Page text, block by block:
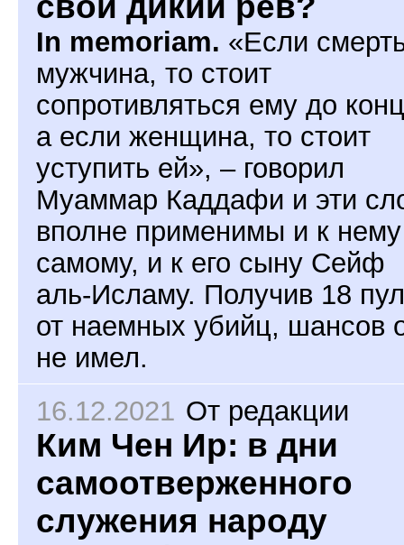
In memoriam. «Если
мужчина, то стоит
сопротивляться ему до
а если женщина, то стоит
уступить ей», – говорил
Муаммар Каддафи и эти
вполне применимы и к нему
самому, и к его сыну Сейф
аль-Исламу. Получив 18
от наемных убийц, шансов
не имел.
16.12.2021 От редакции
Ким Чен Ир: в дни
самоотверженного
служения народу